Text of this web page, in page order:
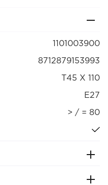
1101003900
8712879153993
T45 X 110
E27
> / = 80